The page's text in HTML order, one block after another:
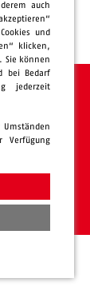
auch
und
klicken,
Sie können
bei Bedarf
jederzeit
Verfügung